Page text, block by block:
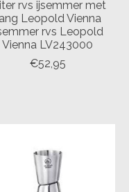
rvs ijsemmer met
Leopold Vienna
rvs Leopold
Vienna LV243000
€52,95